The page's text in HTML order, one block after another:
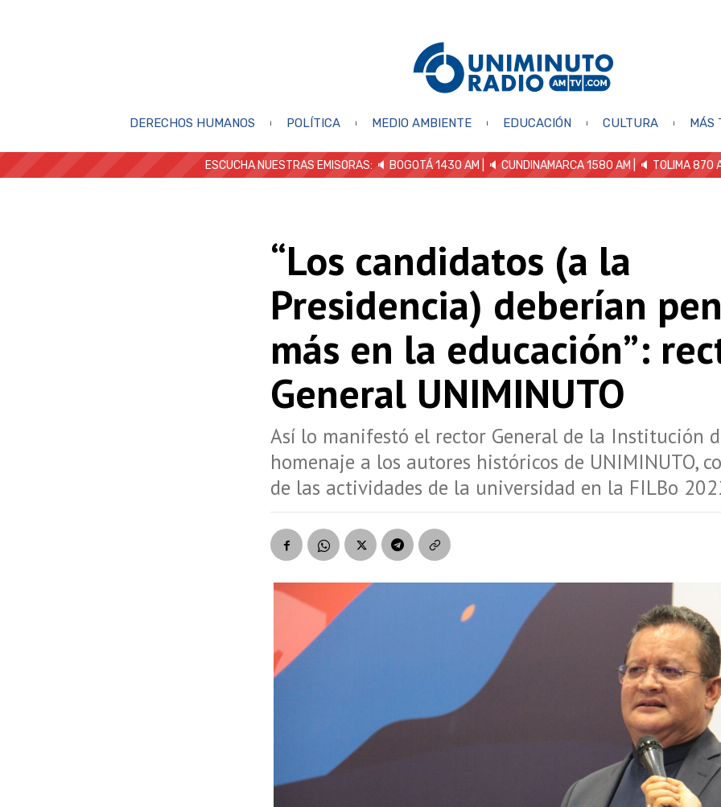
DERECHOS HUMANOS POLÍTICA MEDIO AMBIENTE EDUCACIÓN CULTURA MÁS
ESCUCHA NUESTRAS EMISORAS: 🔈 BOGOTÁ 1430 AM | 🔈 CUNDINAMARCA 1580 AM | 🔈 TOLIMA 870
“Los candidatos (a la
Presidencia) deberían
más en la educación”:
General UNIMINUTO
Así lo manifestó el rector General de la Institución
homenaje a los autores históricos de UNIMINUTO,
de las actividades de la universidad en la FILBo